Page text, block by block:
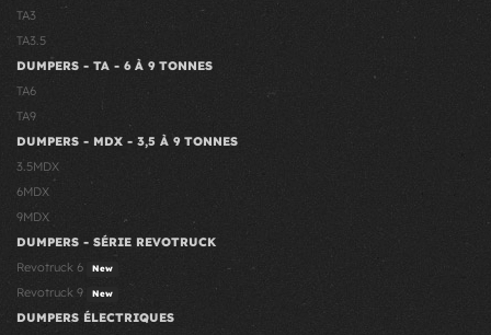
TA3
TA3.5
DUMPERS - TA - 6 À 9 TONNES
TA6
TA9
DUMPERS - MDX - 3,5 À 9 TONNES
3.5MDX
6MDX
9MDX
DUMPERS - SÉRIE REVOTRUCK
Revotruck 6
New
Revotruck 9 New
DUMPERS ÉLECTRIQUES